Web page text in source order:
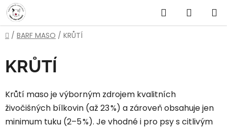
Přejít
na
obsah
Hledat
KOŠÍK
Domů
/ BARF MASO / KRŮTÍ
KRŮTÍ
Krůtí maso je výborným zdrojem kvalitních
živočišných bílkovin (až 23 %) a zároveň obsahuje jen
minimum tuku (2–5 %). Je vhodné i pro psy s citlivým